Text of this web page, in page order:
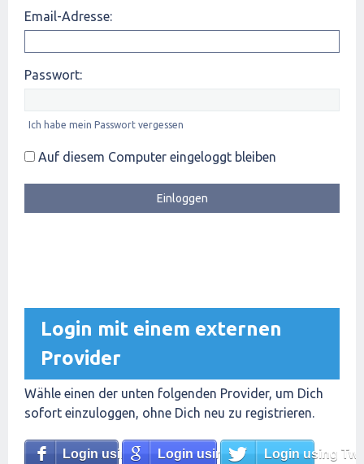
Email-Adresse:
Passwort:
Ich habe mein Passwort vergessen
Auf diesem Computer eingeloggt bleiben
Login mit einem externen
Provider
Wähle einen der unten folgenden Provider, um Dich
sofort einzuloggen, ohne Dich neu zu registrieren.
Login using FacebookLogin using GoogleLogin using